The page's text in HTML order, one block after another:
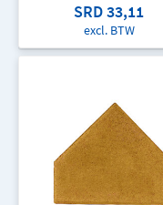
SRD 33,11
excl. BTW